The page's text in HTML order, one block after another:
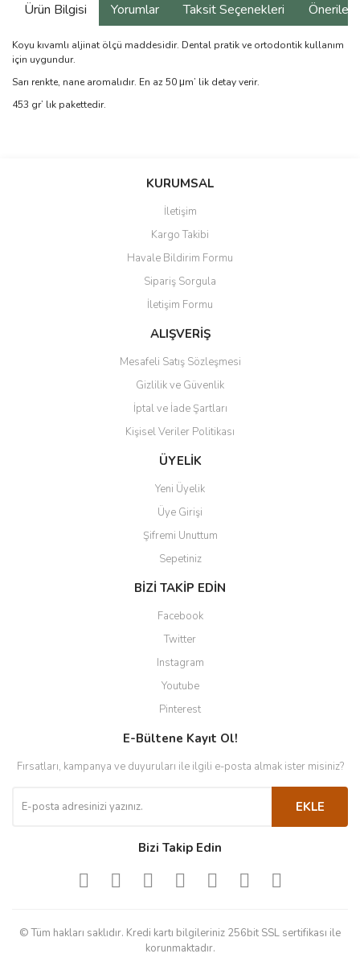
Ürün Bilgisi Yorumlar Taksit Seçenekleri
Koyu kıvamlı aljinat ölçü maddesidir. Dental pratik ve ortodontik kullanım
için uygundur.
Sarı renkte, nane aromalıdır. En az 50 μm’ lik de­tay verir.
453 gr’ lık pakettedir.
Bu ürüne ilk yorumu siz yapın!
Ürün resmi kalitesiz, bozuk veya görüntülenemiyor.
Ürün açıklamasında eksik bilgiler bulunuyor.
Ürün bilgilerinde hatalar bulunuyor.
Ürün fiyatı diğer sitelerden daha pahalı.
Bu ürüne benzer farklı alternatifler olmalı.
Gönder
KURUMSAL
İletişim
Kargo Takibi
Havale Bildirim Formu
Sipariş Sorgula
İletişim Formu
ALIŞVERİŞ
Mesafeli Satış Sözleşmesi
Gizlilik ve Güvenlik
İptal ve İade Şartları
Kişisel Veriler Politikası
ÜYELİK
Yeni Üyelik
Üye Girişi
Şifremi Unuttum
Sepetiniz
BİZİ TAKİP EDİN
Facebook
Twitter
Instagram
Youtube
Pinterest
E-Bültene Kayıt Ol!
Fırsatları, kampanya ve duyuruları ile ilgili e-posta almak ister misiniz?
EKLE
Bizi Takip Edin
© Tüm hakları saklıdır. Kredi kartı bilgileriniz 256bit SSL sertifikası ile
korunmaktadır.